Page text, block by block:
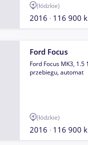
(łódzkie)
2016 116 900
Ford Focus
Ford Focus MK3, 1.5
przebiegu, automat
(łódzkie)
2016 116 900